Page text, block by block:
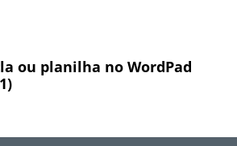
ou planilha no WordPad